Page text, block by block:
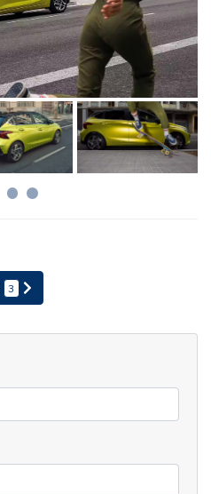
3